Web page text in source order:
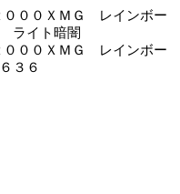
００ＸＭＧ レインボー
ライト暗闇
００ＸＭＧ レインボー
３６